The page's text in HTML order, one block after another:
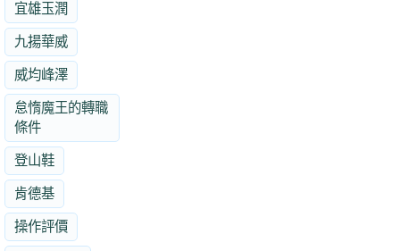
宜雄玉潤
九揚華威
威均峰澤
怠惰魔王的轉職
條件
登山鞋
肯德基
操作評價